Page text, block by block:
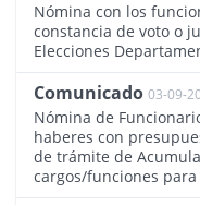
Nómina con los
constancia de voto o
Elecciones
Comunicado 03-09-
Nómina de
haberes con
de trámite de
cargos/funciones para